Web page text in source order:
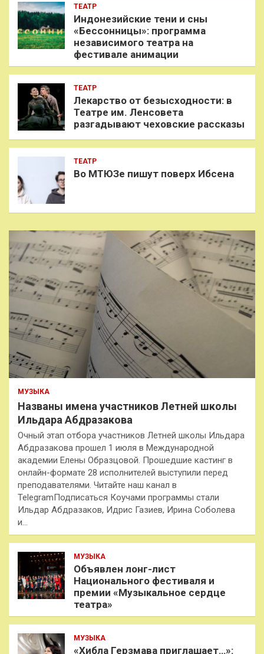
ТЕАТР
Индонезийские тени и сны
«Бессонницы»: программа
независимого театра на
фестивале анимации
ТЕАТР
Лекарство от безысходности: в
Театре им. Ленсовета
разгадывают чеховские рассказы
ТЕАТР
Во МТЮЗе пишут поверх Ибсена
МУЗЫКА
Названы имена участников Летней школы
Ильдара Абдразакова
Очный этап отбора участников Летней школы Ильдара
Абдразакова прошел 1 июля в Международной
академии Елены Образцовой. Прошедшие кастинг в
онлайн-формате 28 исполнителей выступили перед
преподавателями. Читайте наш канал в
TelegramПодписаться Коучами программы стали
Ильдар Абдразаков, Идрис Газиев, Ирина Соболева
и…
МУЗЫКА
Объявлен лонг-лист
Национального фестиваля и
премии «Музыкальное сердце
театра»
МУЗЫКА
«Хибла Герзмава приглашает…»: